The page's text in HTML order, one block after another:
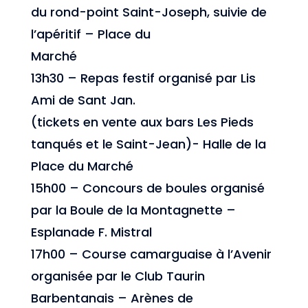
du rond-point Saint-Joseph, suivie de
l’apéritif – Place du
Marché
13h30 – Repas festif organisé par Lis
Ami de Sant Jan.
(tickets en vente aux bars Les Pieds
tanqués et le Saint-Jean)- Halle de la
Place du Marché
15h00 – Concours de boules organisé
par la Boule de la Montagnette –
Esplanade F. Mistral
17h00 – Course camarguaise à l’Avenir
organisée par le Club Taurin
Barbentanais – Arènes de